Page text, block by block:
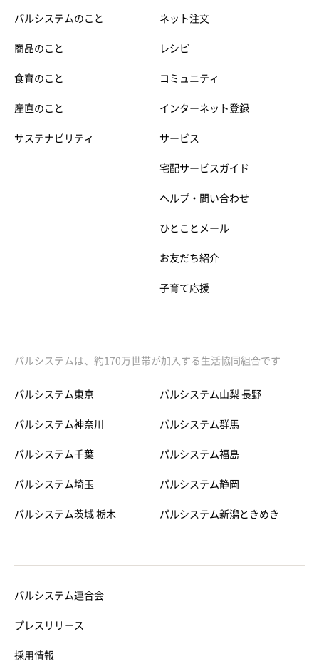
パルシステムのこと
商品のこと
食育のこと
産直のこと
サステナビリティ
ネット注文
レシピ
コミュニティ
インターネット登録
サービス
宅配サービスガイド
ヘルプ・問い合わせ
ひとことメール
お友だち紹介
子育て応援
パルシステムは、約170万世帯が加入する生活協同組合です
パルシステム東京
パルシステム神奈川
パルシステム千葉
パルシステム埼玉
パルシステム茨城 栃木
パルシステム山梨 長野
パルシステム群馬
パルシステム福島
パルシステム静岡
パルシステム新潟ときめき
パルシステム連合会
プレスリリース
採用情報